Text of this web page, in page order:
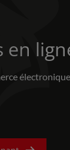
en